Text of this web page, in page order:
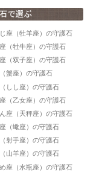
座（牡羊座）の守護石
（牡牛座）の守護石
（双子座）の守護石
蟹座）の守護石
しし座）の守護石
（乙女座）の守護石
座（天秤座）の守護石
（蠍座）の守護石
射手座）の守護石
山羊座）の守護石
座（水瓶座）の守護石